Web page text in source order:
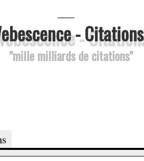
- Citations
"mille milliards de citations"